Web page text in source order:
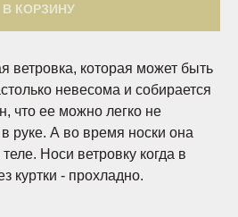
В КОРЗИНУ
ветровка, которая может быть
невесома и собирается
что ее можно легко не
руке. А во время носки она
Носи ветровку когда в
куртки - прохладно.